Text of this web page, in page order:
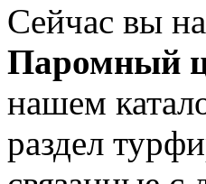
Сейчас вы
Паромный
нашем
раздел